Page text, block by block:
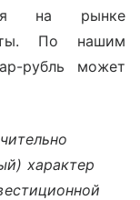
на рынке
По нашим
рубль может
характер